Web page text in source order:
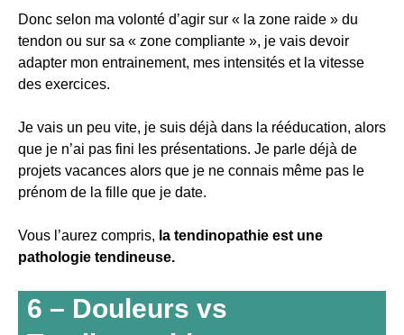
Donc selon ma volonté d’agir sur « la zone raide » du
tendon ou sur sa « zone compliante », je vais devoir
adapter mon entrainement, mes intensités et la vitesse
des exercices.
Je vais un peu vite, je suis déjà dans la rééducation, alors
que je n’ai pas fini les présentations. Je parle déjà de
projets vacances alors que je ne connais même pas le
prénom de la fille que je date.
Vous l’aurez compris, la tendinopathie est une
pathologie tendineuse.
6 – Douleurs vs